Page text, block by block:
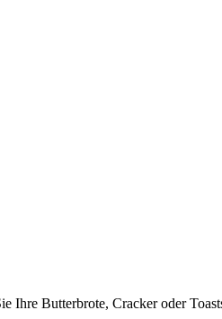
Ihre Butterbrote, Cracker oder